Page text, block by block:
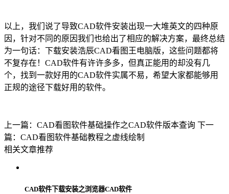
以上，我们说了导致CAD软件安装出现一大堆英文的四种原
因，针对不同的原因我们也给出了相应的解决方案，最终总结
为一句话：下载安装浩辰CAD看图王电脑版，这些问题都将
不复存在！CAD软件有许许多多，但真正能用的却没有几
个，找到一款好用的CAD软件实属不易，希望大家都能够用
正规的途径下载好用的软件。
上一篇：CAD看图软件基础操作之CAD软件版本查询 下一
篇：CAD看图软件基础教程之虚线绘制
相关文章推荐
CAD软件下载安装之浏览器CAD软件